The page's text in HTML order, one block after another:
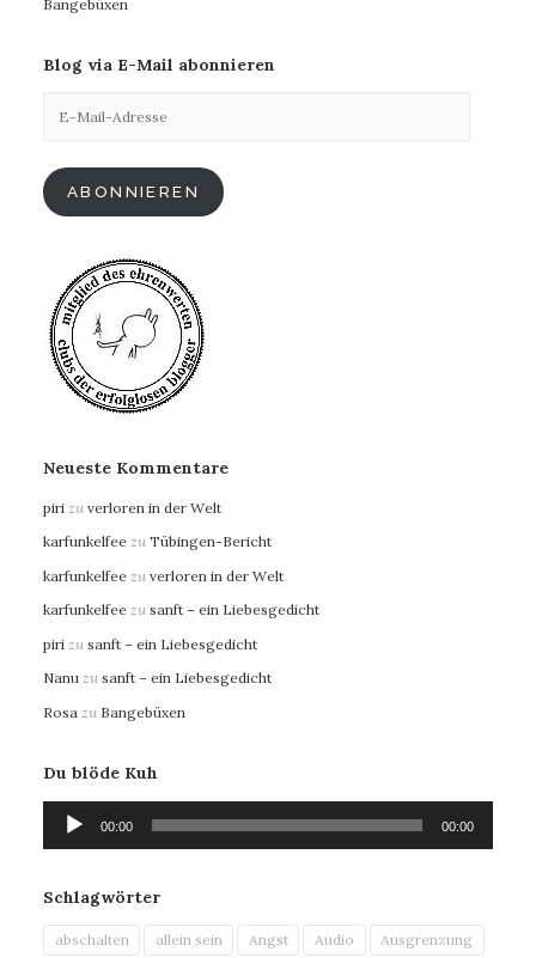
Bangebüxen
Blog via E-Mail abonnieren
Mail-
ABONNIEREN
Neueste Kommentare
piri zu verloren in der Welt
karfunkelfee zu Tübingen-Bericht
karfunkelfee zu verloren in der Welt
karfunkelfee zu sanft – ein Liebesgedicht
piri zu sanft – ein Liebesgedicht
Nanu zu sanft – ein Liebesgedicht
Rosa zu Bangebüxen
Du blöde Kuh
Audio-
Player
00:00 00:00
Schlagwörter
abschalten allein sein Angst Audio Ausgrenzung